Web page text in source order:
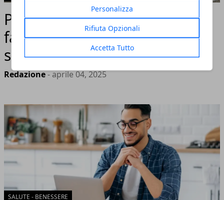
Personalizza
Rifiuta Opzionali
Accetta Tutto
Pulizia e salute: proteggere la
famiglia con un ambiente
sicuro
Redazione- aprile 04, 2025
SALUTE - BENESSERE